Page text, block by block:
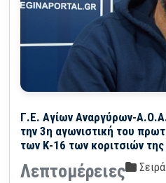
Γ.Ε. Αγίων Αναργύρων-
την 3η αγωνιστική του
των Κ-16 των κοριτσιών
Λεπτομέρειες